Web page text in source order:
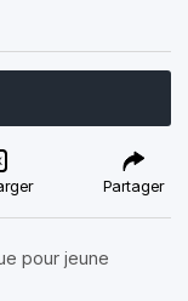
Partager
pour jeune